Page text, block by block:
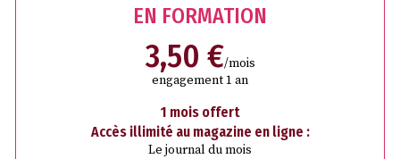
EN FORMATION
3,50 €/mois
engagement 1 an
1 mois offert
Accès illimité au magazine en ligne :
Le journal du mois